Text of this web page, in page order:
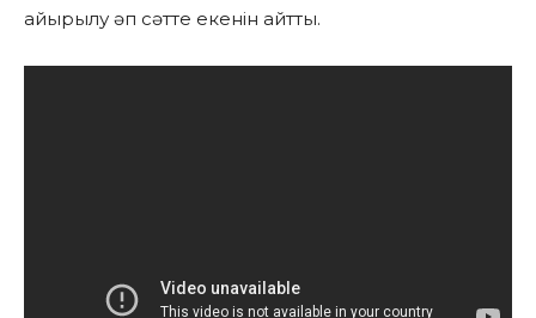
айырылу әп сәтте екенін айтты.